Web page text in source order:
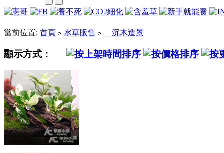
當前位置: 首頁 > 水草販售 > 沉木造景
顯示方式：
突破綠色藩籬